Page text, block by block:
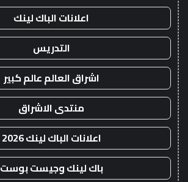
اعلانات الباك لينك
التدريس
اشراق العالم عالم كبير
منتدى الاشراق
اعلانات الباك لينك 2026
باك لينك وجيست بوست